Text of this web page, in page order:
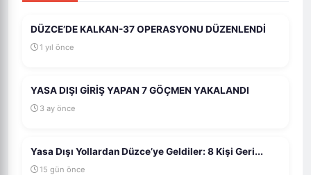
DÜZCE’DE KALKAN-37 OPERASYONU DÜZENLENDİ
1 yıl önce
YASA DIŞI GİRİŞ YAPAN 7 GÖÇMEN YAKALANDI
3 ay önce
Yasa Dışı Yollardan Düzce’ye Geldiler: 8 Kişi Geri...
15 gün önce